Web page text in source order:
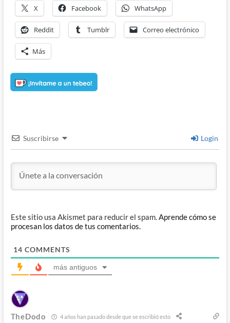
X Facebook WhatsApp
Reddit Tumblr Correo electrónico
Más
Suscribirse Login
Este sitio usa Akismet para reducir el spam.Aprende cómo se
procesan los datos de tus comentarios.
14 COMMENTS
más antiguos
TheDodo 4 años han pasado desde que se escribió esto